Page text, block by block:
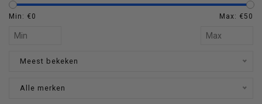
Min: €0 Max: €50
Meest bekeken
Alle merken